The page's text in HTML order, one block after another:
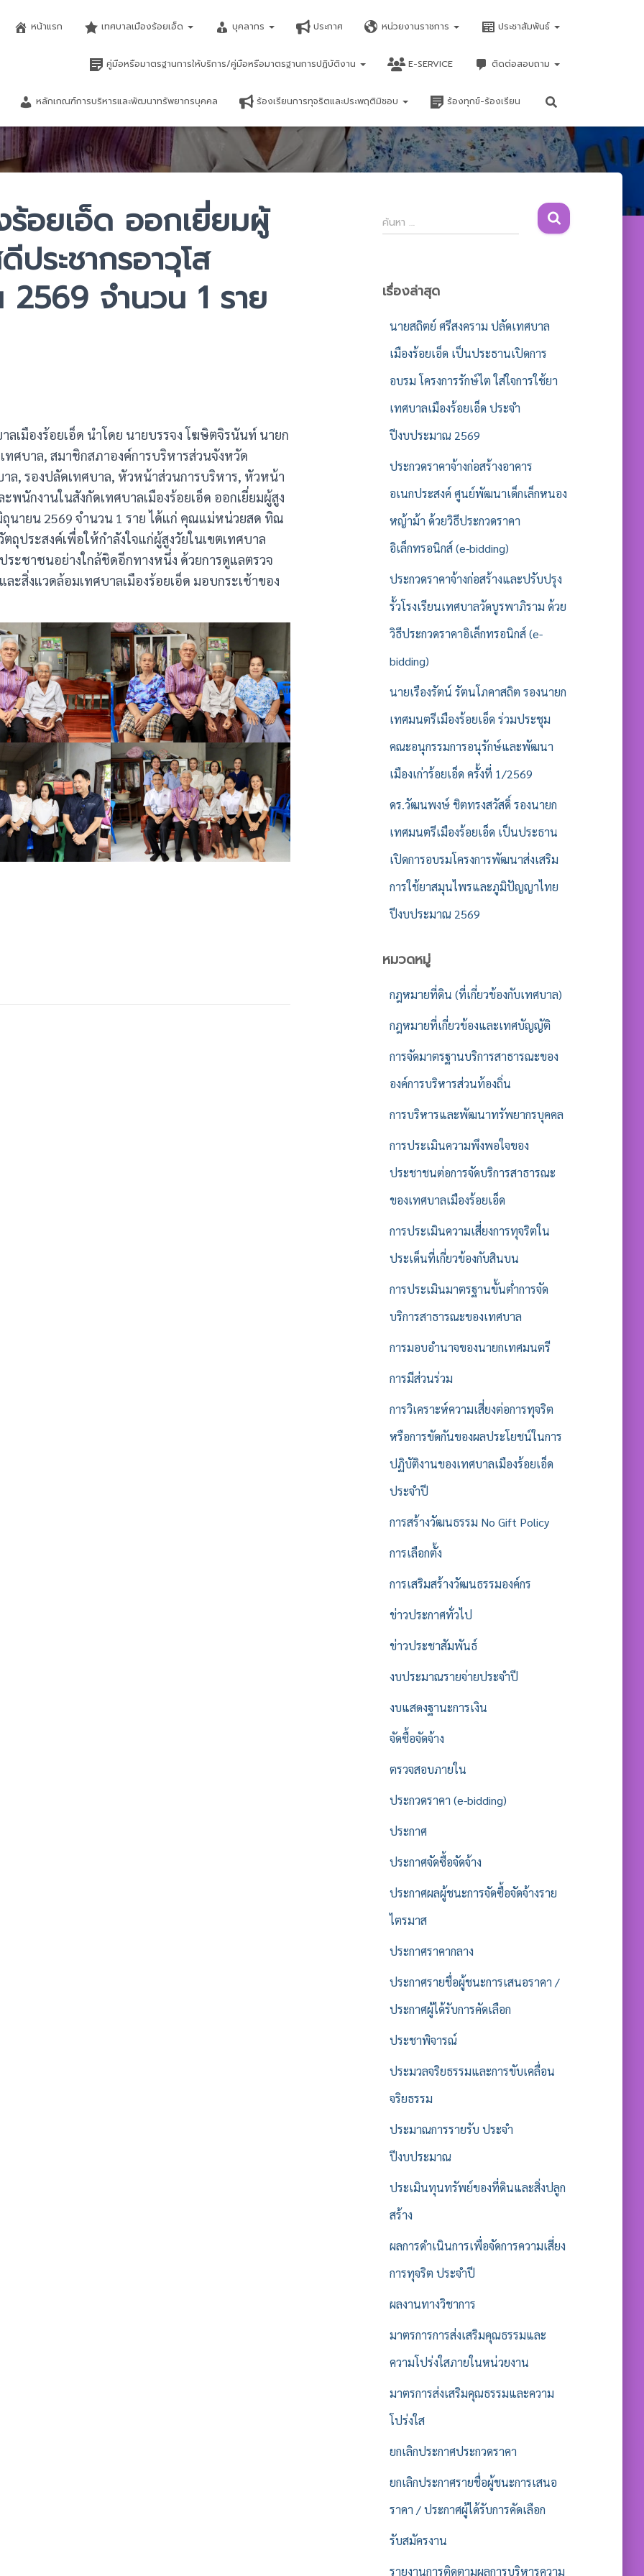
หน้าแรก เทศบาลเมืองร้อยเอ็ด บุคลากร ประกาศ หน่วยงานราชการ ประชาสัมพันธ์
คู่มือหรือมาตรฐานการให้บริการ/คู่มือหรือมาตรฐานการปฏิบัติงาน E-SERVICE ติดต่อสอบถาม
หลักเกณฑ์การบริหารและพัฒนาทรัพยากรบุคคล ร้องเรียนการทุจริตและประพฤติมิชอบ ร้องทุกข์-ร้องเรียน
ร้อยเอ็ด ออกเยี่ยมผู้
ระชากรอาวุโส
2569 จำนวน 1 ราย
ลเมืองร้อยเอ็ด นำโดย นายบรรจง โฆษิตจิรนันท์ นายก
ศบาล, สมาชิกสภาองค์การบริหารส่วนจังหวัด
ล, รองปลัดเทศบาล, หัวหน้าส่วนการบริหาร, หัวหน้า
นักงานในสังกัดเทศบาลเมืองร้อยเอ็ด ออกเยี่ยมผู้สูง
ถุนายน 2569 จำนวน 1 ราย ได้แก่ คุณแม่หน่วยสด ทิณ
ถุประสงค์เพื่อให้กำลังใจแก่ผู้สูงวัยในเขตเทศบาล
ะชาชนอย่างใกล้ชิดอีกทางหนึ่ง ด้วยการดูแลตรวจ
สิ่งแวดล้อมเทศบาลเมืองร้อยเอ็ด มอบกระเช้าของ
ค้
น
สำ
ค้นหา …
เรื่องล่าสุด
นายสถิตย์ ศรีสงคราม ปลัดเทศบาล
เมืองร้อยเอ็ด เป็นประธานเปิดการ
อบรม โครงการรักษ์ไต ใส่ใจการใช้ยา
เทศบาลเมืองร้อยเอ็ด ประจำ
ปีงบประมาณ 2569
ประกวดราคาจ้างก่อสร้างอาคาร
อเนกประสงค์ ศูนย์พัฒนาเด็กเล็กหนอง
หญ้าม้า ด้วยวิธีประกวดราคา
อิเล็กทรอนิกส์ (e-bidding)
ประกวดราคาจ้างก่อสร้างและปรับปรุง
รั้วโรงเรียนเทศบาลวัดบูรพาภิราม ด้วย
วิธีประกวดราคาอิเล็กทรอนิกส์ (e-
bidding)
นายเรืองรัตน์ รัตนโภคาสถิต รองนายก
เทศมนตรีเมืองร้อยเอ็ด ร่วมประชุม
คณะอนุกรรมการอนุรักษ์และพัฒนา
เมืองเก่าร้อยเอ็ด ครั้งที่ 1/2569
ดร.วัฒนพงษ์ ชิตทรงสวัสดิ์ รองนายก
เทศมนตรีเมืองร้อยเอ็ด เป็นประธาน
เปิดการอบรมโครงการพัฒนาส่งเสริม
การใช้ยาสมุนไพรและภูมิปัญญาไทย
ปีงบประมาณ 2569
หมวดหมู่
กฎหมายที่ดิน (ที่เกี่ยวข้องกับเทศบาล)
กฎหมายที่เกี่ยวข้องและเทศบัญญัติ
การจัดมาตรฐานบริการสาธารณะของ
องค์การบริหารส่วนท้องถิ่น
การบริหารและพัฒนาทรัพยากรบุคคล
การประเมินความพึงพอใจของ
ประชาชนต่อการจัดบริการสาธารณะ
ของเทศบาลเมืองร้อยเอ็ด
การประเมินความเสี่ยงการทุจริตใน
ประเด็นที่เกี่ยวข้องกับสินบน
การประเมินมาตรฐานขั้นต่ำการจัด
บริการสาธารณะของเทศบาล
การมอบอำนาจของนายกเทศมนตรี
การมีส่วนร่วม
การวิเคราะห์ความเสี่ยงต่อการทุจริต
หรือการขัดกันของผลประโยชน์ในการ
ปฏิบัติงานของเทศบาลเมืองร้อยเอ็ด
ประจำปี
การสร้างวัฒนธรรม No Gift Policy
การเลือกตั้ง
การเสริมสร้างวัฒนธรรมองค์กร
ข่าวประกาศทั่วไป
ข่าวประชาสัมพันธ์
งบประมาณรายจ่ายประจำปี
งบแสดงฐานะการเงิน
จัดซื้อจัดจ้าง
ตรวจสอบภายใน
ประกวดราคา (e-bidding)
ประกาศ
ประกาศจัดซื้อจัดจ้าง
ประกาศผลผู้ชนะการจัดซื้อจัดจ้างราย
ไตรมาส
ประกาศราคากลาง
ประกาศรายชื่อผู้ชนะการเสนอราคา /
ประกาศผู้ได้รับการคัดเลือก
ประชาพิจารณ์
ประมวลจริยธรรมและการขับเคลื่อน
จริยธรรม
ประมาณการรายรับ ประจำ
ปีงบประมาณ
ประเมินทุนทรัพย์ของที่ดินและสิ่งปลูก
สร้าง
ผลการดำเนินการเพื่อจัดการความเสี่ยง
การทุจริต ประจำปี
ผลงานทางวิชาการ
มาตรการการส่งเสริมคุณธรรมและ
ความโปร่งใสภายในหน่วยงาน
มาตรการส่งเสริมคุณธรรมและความ
โปร่งใส
ยกเลิกประกาศประกวดราคา
ยกเลิกประกาศรายชื่อผู้ชนะการเสนอ
ราคา / ประกาศผู้ได้รับการคัดเลือก
รับสมัครงาน
รายงานการติดตามผลการบริหารความ